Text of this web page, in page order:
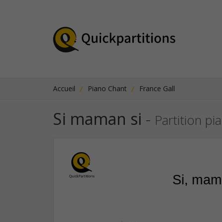
Accueil Piano Chant France Gall
Si maman si - Partition
Si,